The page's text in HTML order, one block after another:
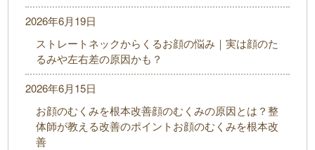
ストレートネックからくるお顔の悩み｜実は顔のた
るみや左右差の原因かも？
2026年6月19日
お顔のむくみを根本改善顔のむくみの原因とは？整
体師が教える改善のポイントお顔のむくみを根本改
善
2026年6月15日